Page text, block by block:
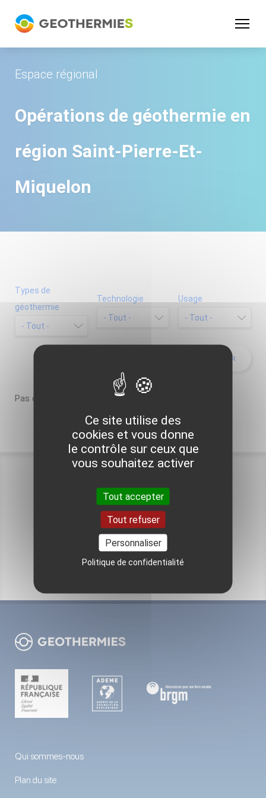
Espace régional
Opérations de géothermie en
région Saint-Pierre-Et-
Miquelon
Types de
géothermie
Technologie Usage
Pas d’opération spécifique dans votre région.
Pour aller plus loin
VOIR TOUTES LES OPÉRATIONS
Qui sommes-nous
Plan du site
Ce site utilise des
cookies et vous donne
le contrôle sur ceux que
vous souhaitez activer
Tout accepter
Tout refuser
Personnaliser
Politique de confidentialité